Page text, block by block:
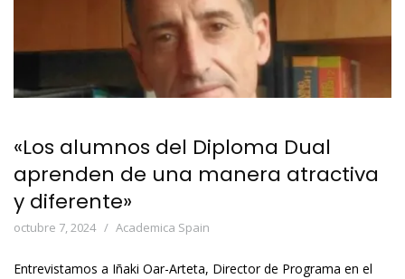
«Los alumnos del Diploma Dual
aprenden de una manera atractiva
y diferente»
octubre 7, 2024 Academica Spain
Entrevistamos a Iñaki Oar-Arteta, Director de Programa en el